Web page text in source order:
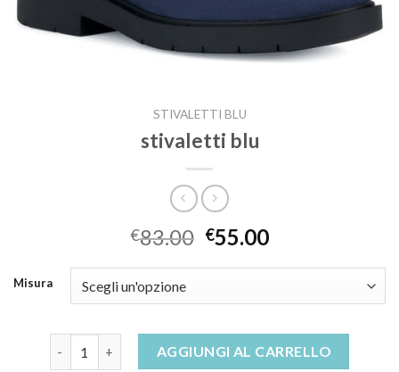
STIVALETTI BLU
stivaletti blu
€83.00 €55.00
Misura
stivaletti blu quantitàAGGIUNGI AL CARRELLO